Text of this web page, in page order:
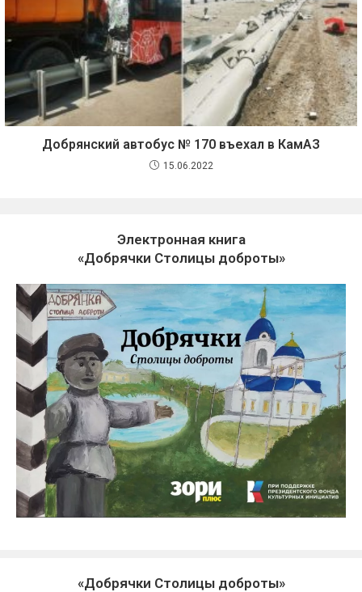
Добрянский автобус № 170 въехал в КамАЗ
15.06.2022
Электронная книга
«Добрячки Столицы доброты»
«Добрячки Столицы доброты»